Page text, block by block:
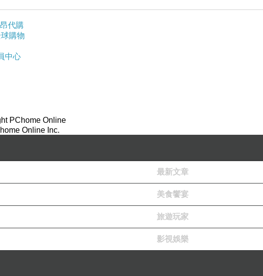
代購
購物
中心
PChome Online
Online Inc.
最新文章
美食饗宴
旅遊玩家
影視娛樂